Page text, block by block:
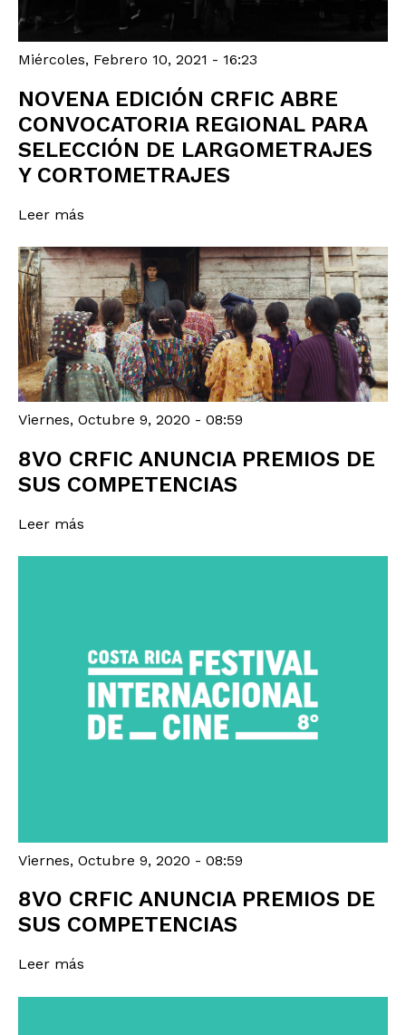
Miércoles, Febrero 10, 2021 - 16:23
NOVENA EDICIÓN CRFIC ABRE
CONVOCATORIA REGIONAL PARA
SELECCIÓN DE LARGOMETRAJES
Y CORTOMETRAJES
Leer más
Viernes, Octubre 9, 2020 - 08:59
8VO CRFIC ANUNCIA PREMIOS DE
SUS COMPETENCIAS
Leer más
Viernes, Octubre 9, 2020 - 08:59
8VO CRFIC ANUNCIA PREMIOS DE
SUS COMPETENCIAS
Leer más